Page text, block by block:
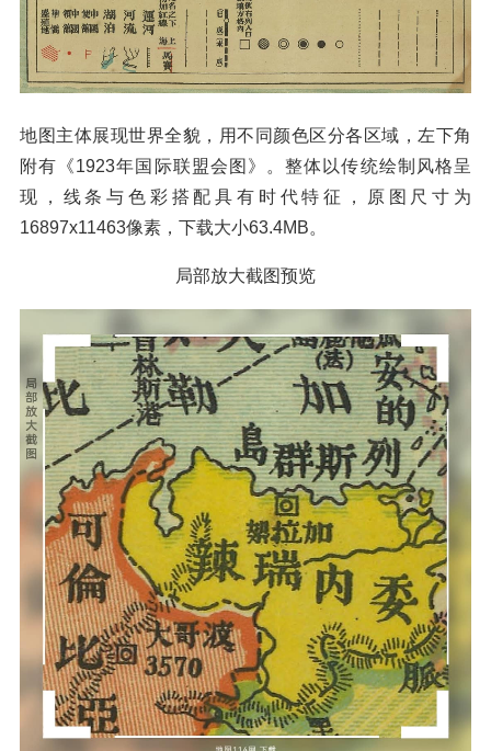
地图主体展现世界全貌，用不同颜色区分各区域，左下角
附有《1923年国际联盟会图》。整体以传统绘制风格呈
现，线条与色彩搭配具有时代特征，原图尺寸为
16897x11463像素，下载大小63.4MB。
局部放大截图预览